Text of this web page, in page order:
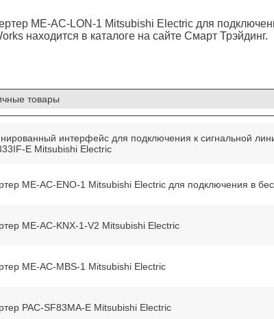
ME-AC-LON-1 Мitsubishi Еlectric для
находится в каталоге на сайте Смарт Трэйдинг.
товары
интерфейс для подключения к сигнальной
E Мitsubishi Еlectric
ME-AC-ENO-1 Мitsubishi Еlectric для подключения в
ME-AC-KNX-1-V2 Мitsubishi Еlectric
ME-AC-MBS-1 Мitsubishi Еlectric
PAC-SF83MA-E Mitsubishi Electric